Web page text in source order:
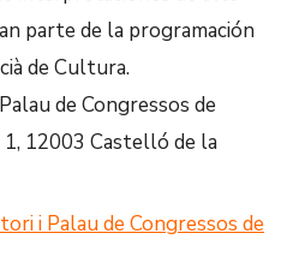
parte de la programación
de Cultura.
de Congressos de
12003 Castelló de la
i Palau de Congressos de